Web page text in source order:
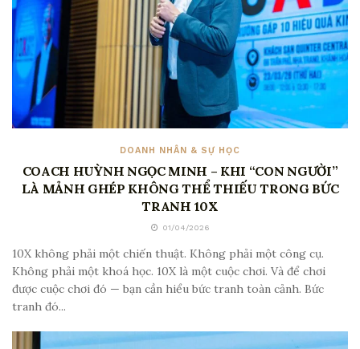
DOANH NHÂN & SỰ HỌC
COACH HUỲNH NGỌC MINH – KHI “CON NGƯỜI”
LÀ MẢNH GHÉP KHÔNG THỂ THIẾU TRONG BỨC
TRANH 10X
01/04/2026
10X không phải một chiến thuật. Không phải một công cụ.
Không phải một khoá học. 10X là một cuộc chơi. Và để chơi
được cuộc chơi đó — bạn cần hiểu bức tranh toàn cảnh. Bức
tranh đó...